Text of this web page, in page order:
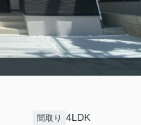
間取り 4LDK